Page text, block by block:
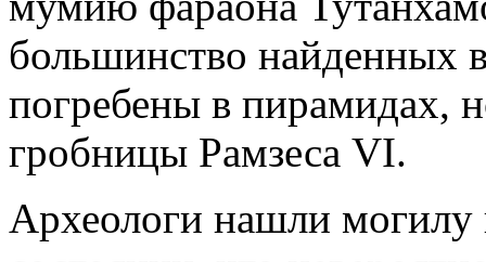
большинство найденных
погребены в пирамидах,
гробницы Рамзеса VI.
Археологи нашли могилу